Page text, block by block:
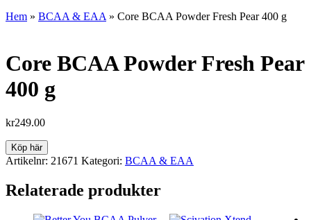
Hem » BCAA & EAA » Core BCAA Powder Fresh Pear 400 g
Core BCAA Powder Fresh Pear
400 g
kr249.00
Köp här
Artikelnr: 21671 Kategori: BCAA & EAA
Relaterade produkter